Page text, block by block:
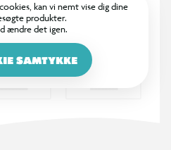
kan vi nemt vise dig dine
produkter.
ændre det igen.
SAMTYKKE